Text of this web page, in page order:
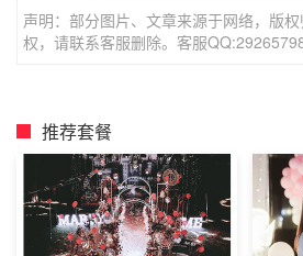
西安酒店房间表白布置推荐西安e家
声明：部分图片、文章来源于网络，版
权，请联系客服删除。客服
推荐套餐